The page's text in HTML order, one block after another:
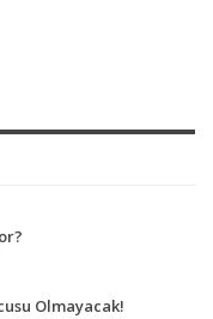
Olmayacak!